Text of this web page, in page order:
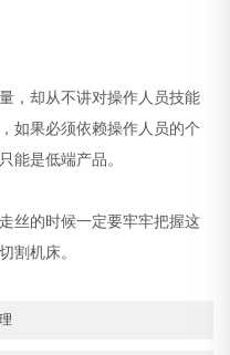
却从不讲对操作人员技能
如果必须依赖操作人员的个
能是低端产品。
的时候一定要牢牢把握这
割机床。